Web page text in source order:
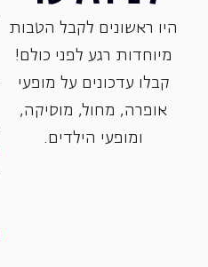
היו ראשונים לקבל הטבות
מיוחדות רגע לפני כולם!
קבלו עדכונים על מופעי
אופרה, ‏מחול, ‏מוסיקה,
ומופעי הילדים.